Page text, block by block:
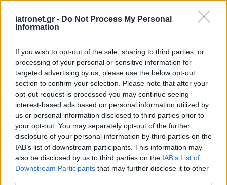
iatronet.gr - Do Not Process My Personal
Information
If you wish to opt-out of the sale, sharing to third parties, or
processing of your personal or sensitive information for
targeted advertising by us, please use the below opt-out
section to confirm your selection. Please note that after your
opt-out request is processed you may continue seeing
interest-based ads based on personal information utilized by
us or personal information disclosed to third parties prior to
your opt-out. You may separately opt-out of the further
disclosure of your personal information by third parties on the
IAB’s list of downstream participants. This information may
also be disclosed by us to third parties on the IAB’s List of
Downstream Participants that may further disclose it to other